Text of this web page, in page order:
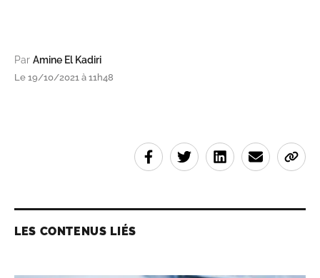
Par Amine El Kadiri
Le 19/10/2021 à 11h48
LES CONTENUS LIÉS